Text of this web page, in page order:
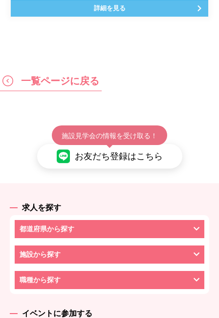
詳細を見る
一覧ページに戻る
施設見学会の情報を受け取る！
お友だち登録はこちら
求人を探す
都道府県から探す
施設から探す
職種から探す
イベントに参加する